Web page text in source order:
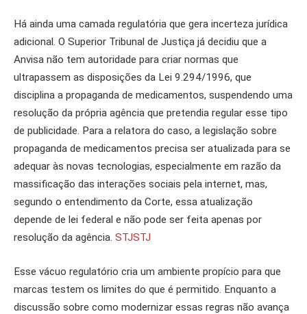
Há ainda uma camada regulatória que gera incerteza jurídica
adicional. O Superior Tribunal de Justiça já decidiu que a
Anvisa não tem autoridade para criar normas que
ultrapassem as disposições da Lei 9.294/1996, que
disciplina a propaganda de medicamentos, suspendendo uma
resolução da própria agência que pretendia regular esse tipo
de publicidade. Para a relatora do caso, a legislação sobre
propaganda de medicamentos precisa ser atualizada para se
adequar às novas tecnologias, especialmente em razão da
massificação das interações sociais pela internet, mas,
segundo o entendimento da Corte, essa atualização
depende de lei federal e não pode ser feita apenas por
resolução da agência. STJSTJ
Esse vácuo regulatório cria um ambiente propício para que
marcas testem os limites do que é permitido. Enquanto a
discussão sobre como modernizar essas regras não avança